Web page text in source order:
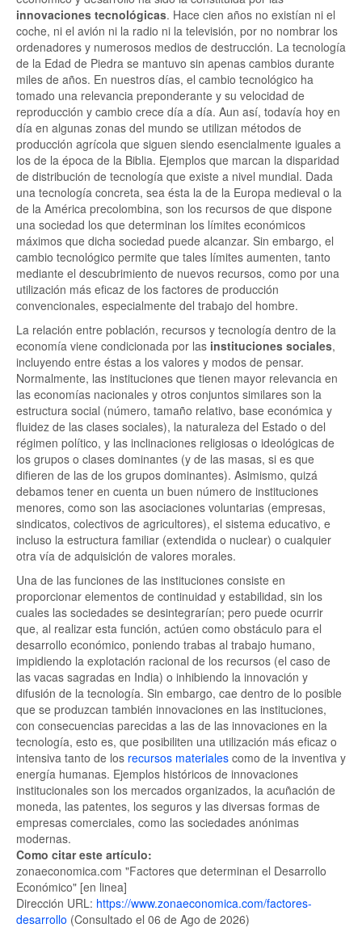
innovaciones tecnológicas. Hace cien años no existían ni el
coche, ni el avión ni la radio ni la televisión, por no nombrar los
ordenadores y numerosos medios de destrucción. La tecnología
de la Edad de Piedra se mantuvo sin apenas cambios durante
miles de años. En nuestros días, el cambio tecnológico ha
tomado una relevancia preponderante y su velocidad de
reproducción y cambio crece día a día. Aun así, todavía hoy en
día en algunas zonas del mundo se utilizan métodos de
producción agrícola que siguen siendo esencialmente iguales a
los de la época de la Biblia. Ejemplos que marcan la disparidad
de distribución de tecnología que existe a nivel mundial. Dada
una tecnología concreta, sea ésta la de la Europa medieval o la
de la América precolombina, son los recursos de que dispone
una sociedad los que determinan los límites económicos
máximos que dicha sociedad puede alcanzar. Sin embargo, el
cambio tecnológico permite que tales límites aumenten, tanto
mediante el descubrimiento de nuevos recursos, como por una
utilización más eficaz de los factores de producción
convencionales, especialmente del trabajo del hombre.
La relación entre población, recursos y tecnología dentro de la
economía viene condicionada por las instituciones sociales,
incluyendo entre éstas a los valores y modos de pensar.
Normalmente, las instituciones que tienen mayor relevancia en
las economías nacionales y otros conjuntos similares son la
estructura social (número, tamaño relativo, base económica y
fluidez de las clases sociales), la naturaleza del Estado o del
régimen político, y las inclinaciones religiosas o ideológicas de
los grupos o clases dominantes (y de las masas, si es que
difieren de las de los grupos dominantes). Asimismo, quizá
debamos tener en cuenta un buen número de instituciones
menores, como son las asociaciones voluntarias (empresas,
sindicatos, colectivos de agricultores), el sistema educativo, e
incluso la estructura familiar (extendida o nuclear) o cualquier
otra vía de adquisición de valores morales.
Una de las funciones de las instituciones consiste en
proporcionar elementos de continuidad y estabilidad, sin los
cuales las sociedades se desintegrarían; pero puede ocurrir
que, al realizar esta función, actúen como obstáculo para el
desarrollo económico, poniendo trabas al trabajo humano,
impidiendo la explotación racional de los recursos (el caso de
las vacas sagradas en India) o inhibiendo la innovación y
difusión de la tecnología. Sin embargo, cae dentro de lo posible
que se produzcan también innovaciones en las instituciones,
con consecuencias parecidas a las de las innovaciones en la
tecnología, esto es, que posibiliten una utilización más eficaz o
intensiva tanto de los recursos materiales como de la inventiva y
energía humanas. Ejemplos históricos de innovaciones
institucionales son los mercados organizados, la acuñación de
moneda, las patentes, los seguros y las diversas formas de
empresas comerciales, como las sociedades anónimas
modernas.
Como citar este artículo:
zonaeconomica.com "Factores que determinan el Desarrollo
Económico" [en linea]
Dirección URL: https://www.zonaeconomica.com/factores-
desarrollo (Consultado el 06 de Ago de 2026)